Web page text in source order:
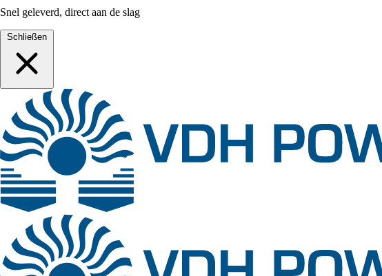
Snel geleverd, direct aan de slag
Schließen